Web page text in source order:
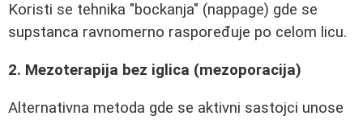
Koristi se tehnika "bockanja" (nappage) gde se
supstanca ravnomerno raspoređuje po celom licu.
2. Mezoterapija bez iglica (mezoporacija)
Alternativna metoda gde se aktivni sastojci unose